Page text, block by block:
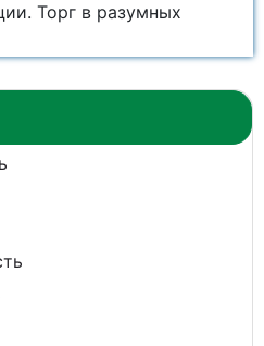
Торг в разумных